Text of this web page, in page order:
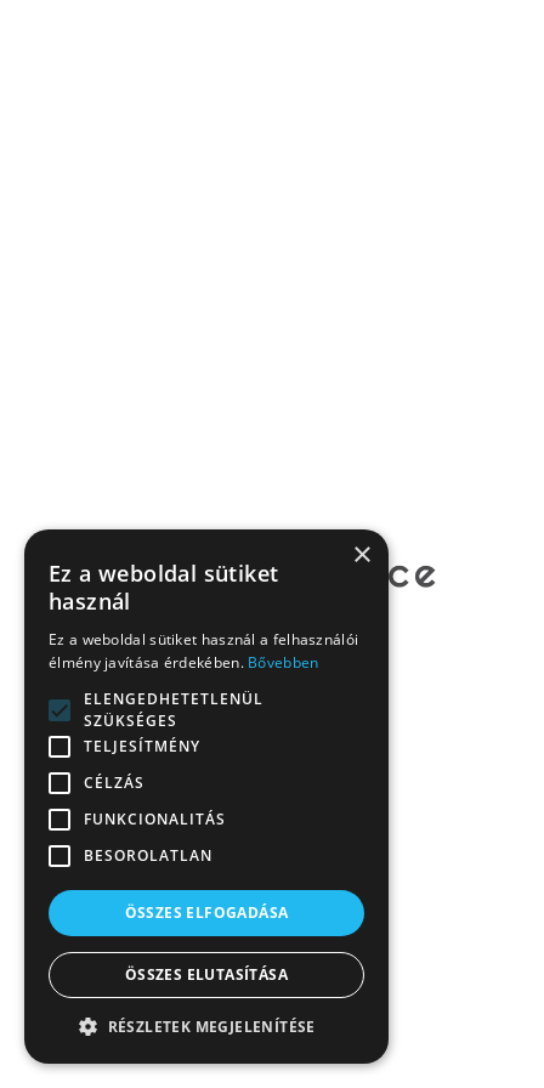
×
Ez a weboldal sütiket
használ
Ez a weboldal sütiket használ a felhasználói
élmény javítása érdekében. Bővebben
ELENGEDHETETLENÜL
SZÜKSÉGES
TELJESÍTMÉNY
CÉLZÁS
FUNKCIONALITÁS
BESOROLATLAN
ÖSSZES ELFOGADÁSA
ÖSSZES ELUTASÍTÁSA
RÉSZLETEK MEGJELENÍTÉSE